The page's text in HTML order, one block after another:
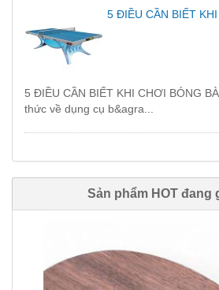
5 ĐIỀU CẦN BIẾT
5 ĐIỀU CẦN BIẾT KHI CHƠI BÓNG
thức về dụng cụ b&agra...
Sản phẩm HOT đang